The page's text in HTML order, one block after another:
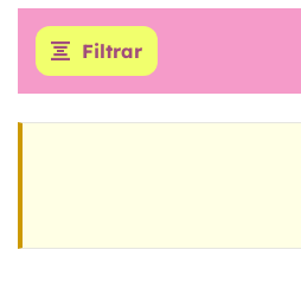
Filtrar